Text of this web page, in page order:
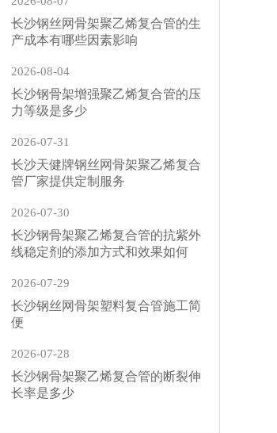
长沙钢丝网骨架聚乙烯复合管的生
产成本有哪些因素影响
2026-08-04
长沙钢骨架增强聚乙烯复合管的压
力等级是多少
2026-07-31
长沙天健牌钢丝网骨架聚乙烯复合
管厂家提供定制服务
2026-07-30
长沙钢骨架聚乙烯复合管的抗紫外
线稳定剂的添加方式和效果如何
2026-07-29
长沙钢丝网骨架塑料复合管施工简
便
2026-07-28
长沙钢骨架聚乙烯复合管的断裂伸
长率是多少